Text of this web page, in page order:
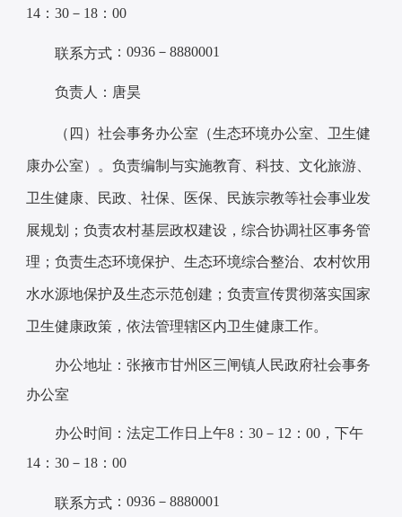
14：30－18：00
联系方式：0936－8880001
负责人：唐昊
（四）社会事务办公室 （生态环境办公室、卫生健
康办公室）。 负责编制与实施教育、科技、文化旅游、
卫生健康、民政、社保、医保、民族宗教等社会事业发
展规划；负责农村基层政权建设，综合协调社区事务管
理；负责生态环境保护、生态环境综合整治、农村饮用
水水源地保护及生态示范创建；负责宣传贯彻落实国家
卫生健康政策，依法管理辖区内卫生健康工作。
办公地址：张掖市甘州区三闸镇人民政府社会事务
办公室
办公时间：法定工作日上午8：30－12：00，下午
14：30－18：00
联系方式：0936－8880001